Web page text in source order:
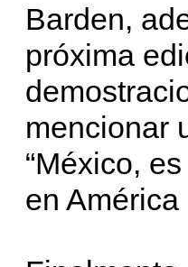
Barden,
próxima
mencionar
“México,
en